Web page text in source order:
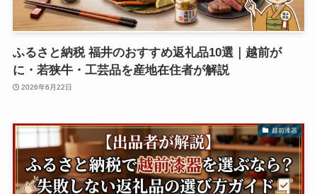
ふるさと納税 福井のおすすめ返礼品10選｜越前が
に・若狭牛・工芸品を産地在住者が解説
2026年6月22日
越前漆器